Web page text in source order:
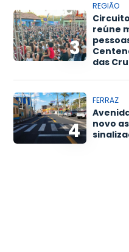
3
REGIÃO
reúne
das
4
FERRAZ
novo